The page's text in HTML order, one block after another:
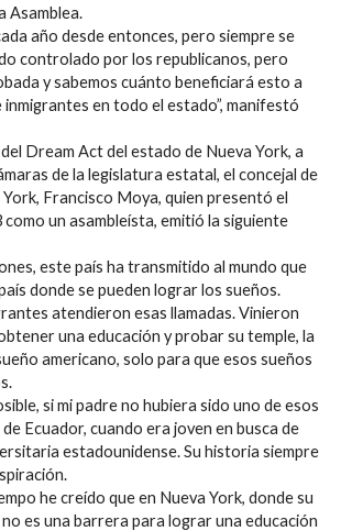
Asamblea.
año desde entonces, pero siempre se
controlado por los republicanos, pero
y sabemos cuánto beneficiará esto a
inmigrantes en todo el estado”, manifestó
Dream Act del estado de Nueva York, a
de la legislatura estatal, el concejal de
York, Francisco Moya, quien presentó el
un asambleísta, emitió la siguiente
este país ha transmitido al mundo que
donde se pueden lograr los sueños.
atendieron esas llamadas. Vinieron
una educación y probar su temple, la
americano, solo para que esos sueños
si mi padre no hubiera sido uno de esos
Ecuador, cuando era joven en busca de
estadounidense. Su historia siempre
he creído que en Nueva York, donde su
es una barrera para lograr una educación